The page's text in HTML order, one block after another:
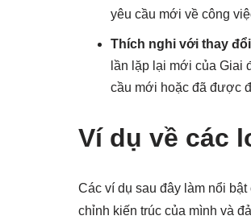
yêu cầu mới về công
Thích nghi với thay đổi
lần lặp lại mới của Giai
cầu mới hoặc đã được
Ví dụ về các
Các ví dụ sau đây làm nổi
chỉnh kiến trúc của mình và